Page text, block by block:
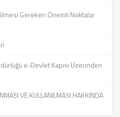
Gereken Önemli Noktalar
e-Devlet Kapısı Üzerinden
VE KULLANILMASI HAKKINDA